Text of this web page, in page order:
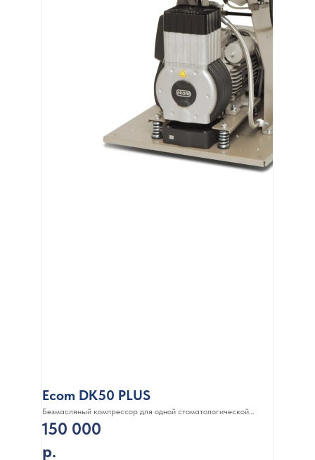
Ecom DK50 PLUS
Безмасляный компрессор для одной стоматологической
установки без кожуха, без осушителя, с ресивером 25 л, 70 л/
мин
150 000
р.